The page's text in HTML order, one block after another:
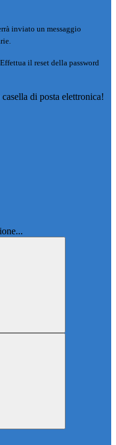
inviato un messaggio
il reset della password
di posta elettronica!